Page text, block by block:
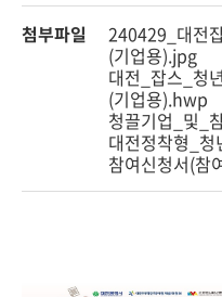
첨부파일
240429_대전
(기업용).jpg
대전_잡스_청
(기업용).hwp
청끌기업_및_
대전정착형_청
참여신청서(참